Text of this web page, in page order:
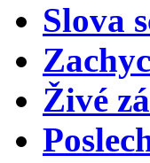
Slova
Živé